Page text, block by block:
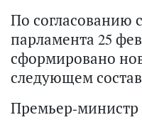
По согласованию
парламента 25
сформировано
следующем
Премьер-